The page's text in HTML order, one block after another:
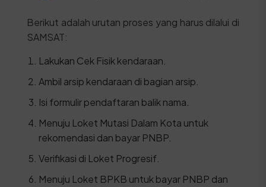
Berikut adalah urutan proses yang harus dilalui di
SAMSAT:
Lakukan Cek Fisik kendaraan.
Ambil arsip kendaraan di bagian arsip.
Isi formulir pendaftaran balik nama.
Menuju Loket Mutasi Dalam Kota untuk
rekomendasi dan bayar PNBP.
Verifikasi di Loket Progresif.
Menuju Loket BPKB untuk bayar PNBP dan